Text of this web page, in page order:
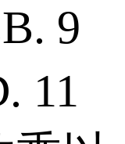
9
11